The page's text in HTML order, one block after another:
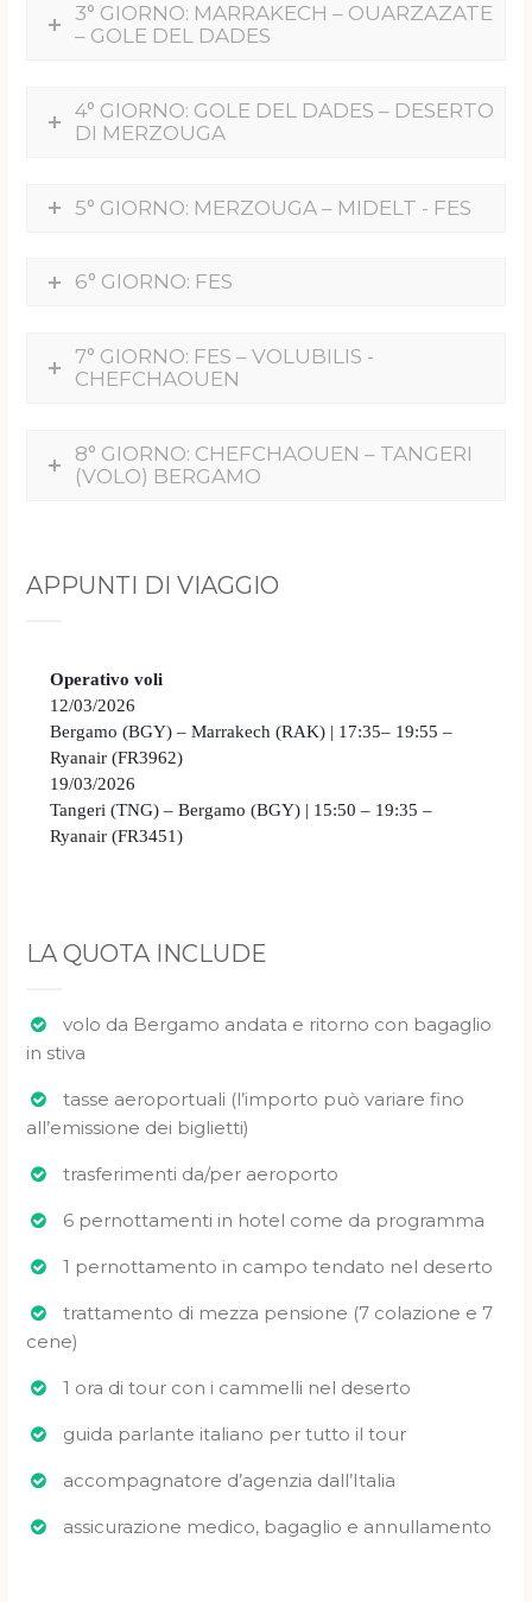
3° GIORNO: MARRAKECH – OUARZAZATE
– GOLE DEL DADES
4° GIORNO: GOLE DEL DADES – DESERTO
DI MERZOUGA
5° GIORNO: MERZOUGA – MIDELT - FES
6° GIORNO: FES
7° GIORNO: FES – VOLUBILIS -
CHEFCHAOUEN
8° GIORNO: CHEFCHAOUEN – TANGERI
(VOLO) BERGAMO
APPUNTI DI VIAGGIO
Operativo voli
12/03/2026
Bergamo (BGY) – Marrakech (RAK) | 17:35– 19:55 –
Ryanair (FR3962)
19/03/2026
Tangeri (TNG) – Bergamo (BGY) | 15:50 – 19:35 –
Ryanair (FR3451)
LA QUOTA INCLUDE
volo da Bergamo andata e ritorno con bagaglio
in stiva
tasse aeroportuali (l’importo può variare fino
all’emissione dei biglietti)
trasferimenti da/per aeroporto
6 pernottamenti in hotel come da programma
1 pernottamento in campo tendato nel deserto
trattamento di mezza pensione (7 colazione e 7
cene)
1 ora di tour con i cammelli nel deserto
guida parlante italiano per tutto il tour
accompagnatore d’agenzia dall’Italia
assicurazione medico, bagaglio e annullamento